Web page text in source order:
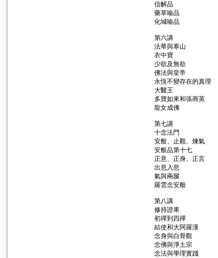
信解品
藥草喻品
化城喻品
第六講
法華與寒山
衣中寶
少欲及無欲
佛法與皇帝
永恆不變存在的真理
大醫王
多寶如來和張商英
龍女成佛
第七講
十念法門
安般、止觀、煉氣
安般品第十七
正意、正身、正言
出息入息
氣與兩腿
羅雲念安般
第八講
修持證果
初禪到四禪
結使和大阿羅漢
念身與白骨觀
念佛與淨土宗
念法與學理實踐